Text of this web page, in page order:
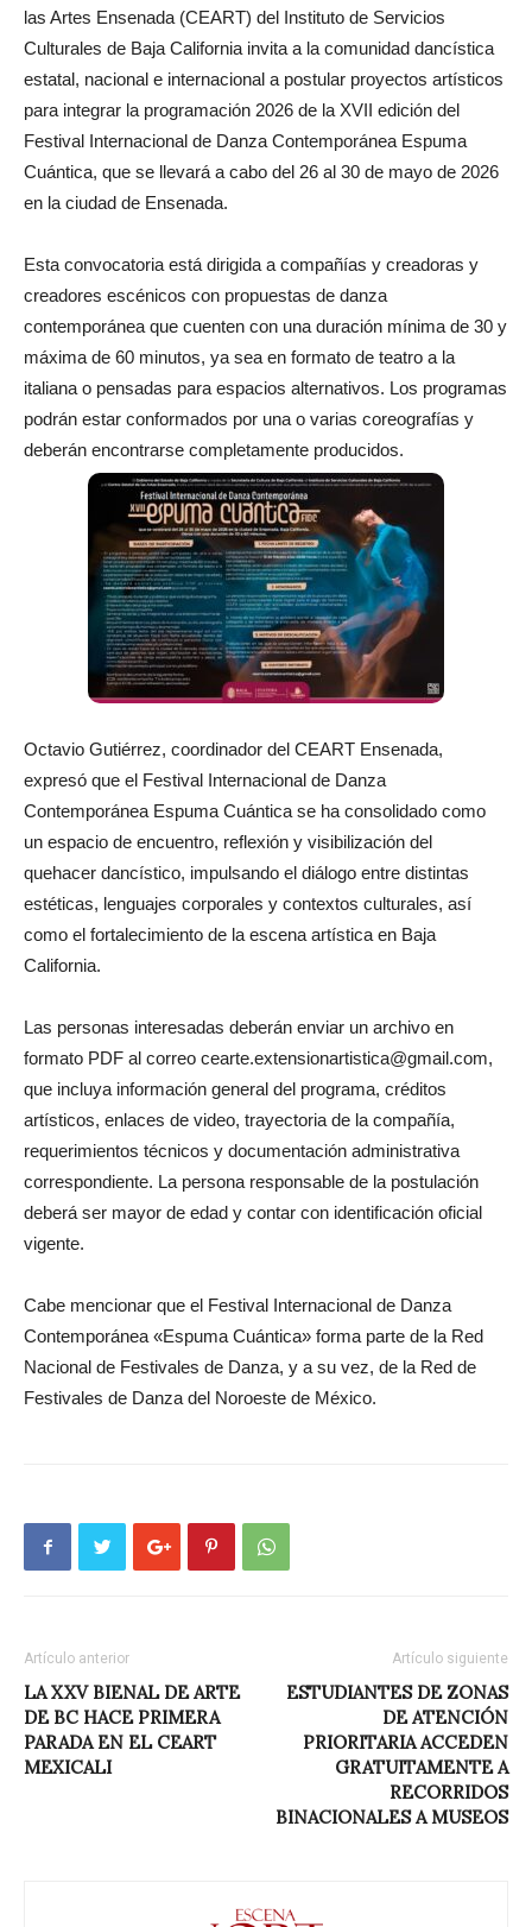
las Artes Ensenada (CEART) del Instituto de Servicios
Culturales de Baja California invita a la comunidad dancística
estatal, nacional e internacional a postular proyectos artísticos
para integrar la programación 2026 de la XVII edición del
Festival Internacional de Danza Contemporánea Espuma
Cuántica, que se llevará a cabo del 26 al 30 de mayo de 2026
en la ciudad de Ensenada.
Esta convocatoria está dirigida a compañías y creadoras y
creadores escénicos con propuestas de danza
contemporánea que cuenten con una duración mínima de 30 y
máxima de 60 minutos, ya sea en formato de teatro a la
italiana o pensadas para espacios alternativos. Los programas
podrán estar conformados por una o varias coreografías y
deberán encontrarse completamente producidos.
Octavio Gutiérrez, coordinador del CEART Ensenada,
expresó que el Festival Internacional de Danza
Contemporánea Espuma Cuántica se ha consolidado como
un espacio de encuentro, reflexión y visibilización del
quehacer dancístico, impulsando el diálogo entre distintas
estéticas, lenguajes corporales y contextos culturales, así
como el fortalecimiento de la escena artística en Baja
California.
Las personas interesadas deberán enviar un archivo en
formato PDF al correo cearte.extensionartistica@gmail.com,
que incluya información general del programa, créditos
artísticos, enlaces de video, trayectoria de la compañía,
requerimientos técnicos y documentación administrativa
correspondiente. La persona responsable de la postulación
deberá ser mayor de edad y contar con identificación oficial
vigente.
Cabe mencionar que el Festival Internacional de Danza
Contemporánea «Espuma Cuántica» forma parte de la Red
Nacional de Festivales de Danza, y a su vez, de la Red de
Festivales de Danza del Noroeste de México.
Artículo anterior
LA XXV BIENAL DE ARTE
DE BC HACE PRIMERA
PARADA EN EL CEART
MEXICALI
Artículo siguiente
ESTUDIANTES DE ZONAS
DE ATENCIÓN
PRIORITARIA ACCEDEN
GRATUITAMENTE A
RECORRIDOS
BINACIONALES A MUSEOS